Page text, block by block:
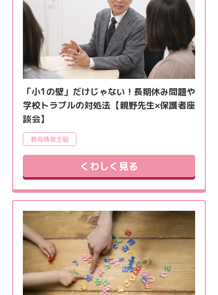
「小1の壁」だけじゃない！長期休み問題や
学校トラブルの対処法【親野先生×保護者座
談会】
教育情報全般
くわしく見る